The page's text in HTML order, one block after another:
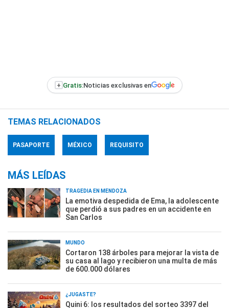
+ Gratis:Noticias exclusivas en
TEMAS RELACIONADOS
PASAPORTE MÉXICO REQUISITO
MÁS LEÍDAS
TRAGEDIA EN MENDOZA
La emotiva despedida de Ema, la adolescente
que perdió a sus padres en un accidente en
San Carlos
MUNDO
Cortaron 138 árboles para mejorar la vista de
su casa al lago y recibieron una multa de más
de 600.000 dólares
¿JUGASTE?
Quini 6: los resultados del sorteo 3397 del